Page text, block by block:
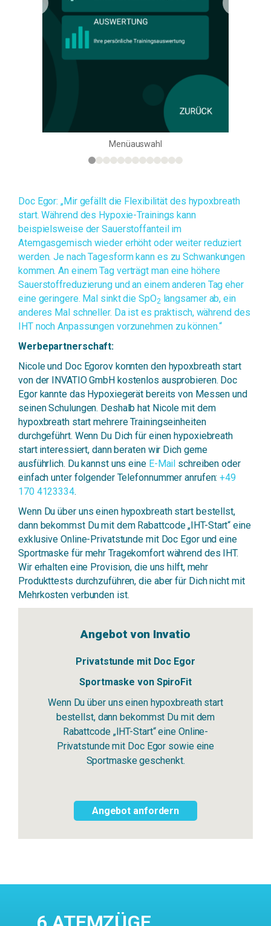
Menüauswahl
Doc Egor: „Mir gefällt die Flexibilität des hypoxbreath
start. Während des Hypoxie-Trainings kann
beispielsweise der Sauerstoffanteil im
Atemgasgemisch wieder erhöht oder weiter reduziert
werden. Je nach Tagesform kann es zu Schwankungen
kommen. An einem Tag verträgt man eine höhere
Sauerstoffreduzierung und an einem anderen Tag eher
eine geringere. Mal sinkt die SpO2 langsamer ab, ein
anderes Mal schneller. Da ist es praktisch, während des
IHT noch Anpassungen vorzunehmen zu können.“
Werbepartnerschaft:
Nicole und Doc Egorov konnten den hypoxbreath start
von der INVATIO GmbH kostenlos ausprobieren. Doc
Egor kannte das Hypoxiegerät bereits von Messen und
seinen Schulungen. Deshalb hat Nicole mit dem
hypoxbreath start mehrere Trainingseinheiten
durchgeführt. Wenn Du Dich für einen hypoxiebreath
start interessiert, dann beraten wir Dich gerne
ausführlich. Du kannst uns eine E-Mail schreiben oder
einfach unter folgender Telefonnummer anrufen:+49
170 4123334.
Wenn Du über uns einen hypoxbreath start bestellst,
dann bekommst Du mit dem Rabattcode „IHT-Start“ eine
exklusive Online-Privatstunde mit Doc Egor und eine
Sportmaske für mehr Tragekomfort während des IHT.
Wir erhalten eine Provision, die uns hilft, mehr
Produkttests durchzuführen, die aber für Dich nicht mit
Mehrkosten verbunden ist.
Angebot von Invatio
Privatstunde mit Doc Egor
Sportmaske von SpiroFit
Wenn Du über uns einen hypoxbreath start
bestellst, dann bekommst Du mit dem
Rabattcode „IHT-Start“ eine Online-
Privatstunde mit Doc Egor sowie eine
Sportmaske geschenkt.
Angebot anfordern